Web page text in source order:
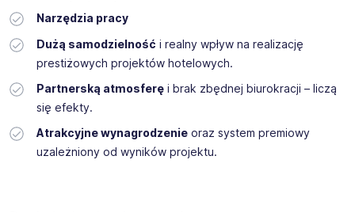
Narzędzia pracy
Dużą samodzielność i realny wpływ na realizację
prestiżowych projektów hotelowych.
Partnerską atmosferęi brak zbędnej biurokracji – liczą
się efekty.
Atrakcyjne wynagrodzenieoraz system premiowy
uzależniony od wyników projektu.